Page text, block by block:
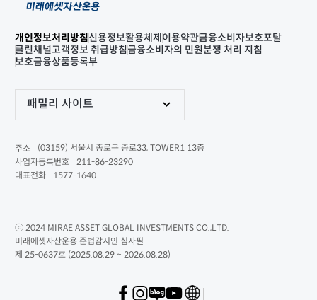
개인정보처리방침신용정보활용체제 이용약관금융소비자보호포탈
클린채널고객정보 취급방침금융소비자의 민원분쟁 처리 지침
보호금융상품등록부
패밀리 사이트
주소
(03159) 서울시 종로구 종로33, TOWER1 13층
사업자등록번호
211-86-23290
대표전화
1577-1640
ⓒ 2024 MIRAE ASSET GLOBAL INVESTMENTS CO.,LTD.
미래에셋자산운용 준법감시인 심사필
제 25-0637호 (2025.08.29 ~ 2026.08.28)